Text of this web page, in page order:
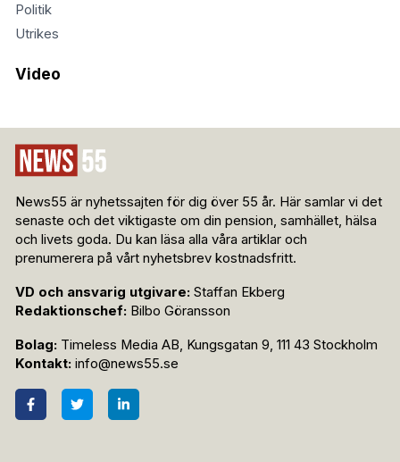
Politik
Utrikes
Video
News55 är nyhetssajten för dig över 55 år. Här samlar vi det
senaste och det viktigaste om din pension, samhället, hälsa
och livets goda. Du kan läsa alla våra artiklar och
prenumerera på vårt nyhetsbrev kostnadsfritt.
VD och ansvarig utgivare: Staffan Ekberg
Redaktionschef: Bilbo Göransson
Bolag: Timeless Media AB, Kungsgatan 9, 111 43 Stockholm
Kontakt: info@news55.se